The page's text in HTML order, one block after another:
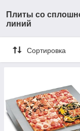
Плиты со
линий
Сортировка